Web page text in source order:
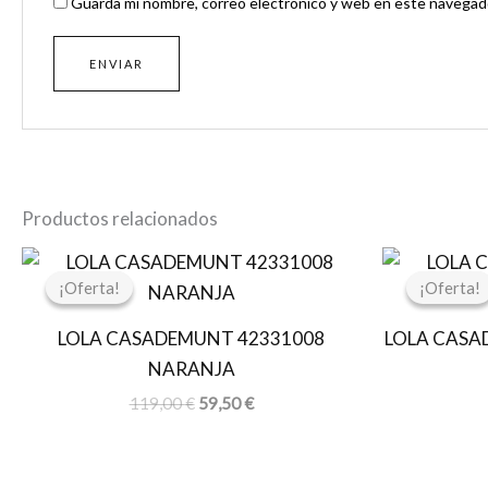
Productos relacionados
¡Oferta!
¡Oferta!
LOLA CASADEMUNT 42331008
NARANJA
119,00€
El
original
119,00 €.
59,50€
El
59,50 €.
¡Oferta!
¡Oferta!
LOLA